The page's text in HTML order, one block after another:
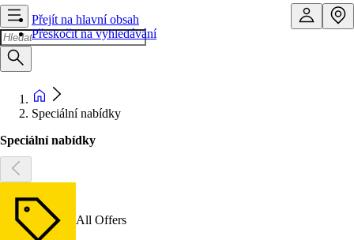
Přejít na hlavní obsah
Přeskočit na vyhledávání
Speciální nabídky
Speciální nabídky
All Offers